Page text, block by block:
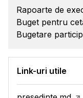
Rapoarte de
Buget pentru
Bugetare
Link-uri utile